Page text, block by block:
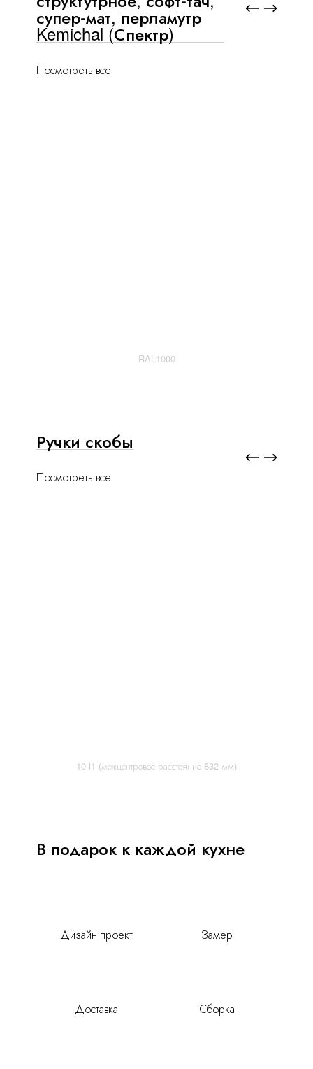
супер-мат, перламутр
Kemichal (Спектр)
Посмотреть все
RAL1000
Ручки скобы
Посмотреть все
10-l1 (межцентровое расстояние 832 мм)
В подарок к каждой кухне
Дизайн проект Замер
Доставка Сборка